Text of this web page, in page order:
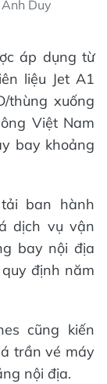
Duy
áp dụng từ
liệu Jet A1
thùng xuống
Việt Nam
bay khoảng
ban hành
dịch vụ vận
bay nội địa
định năm
cũng kiến
trần vé máy
nội địa.